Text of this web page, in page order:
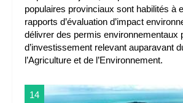
populaires provinciaux sont habilités à
rapports d’évaluation d’impact
délivrer des permis environnementaux
d’investissement relevant auparavant
l’Agriculture et de l’Environnement.
14